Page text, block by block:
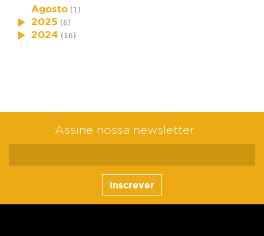
Agosto (1)
2025 (6)
2024 (16)
Assine nossa newsletter
Inscrever